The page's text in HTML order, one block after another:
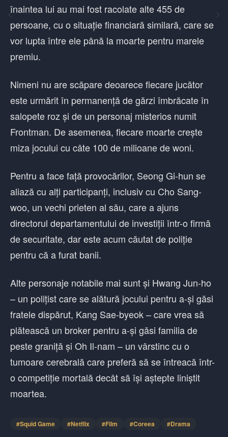
înaintea lui au mai fost racolate alte 455 de
persoane, cu o situație financiară similară, care se
vor lupta între ele până la moarte pentru marele
premiu.
Nimeni nu are scăpare deoarece fiecare jucător
este urmărit în permanență de gărzi îmbrăcate în
salopete roz și de un personaj misterios numit
Frontman. De asemenea, fiecare moarte crește
miza jocului cu câte 100 de milioane de woni.
Pentru a face față provocărilor, Seong Gi-hun se
aliază cu alți participanți, inclusiv cu Cho Sang-
woo, un vechi prieten al său, care a ajuns
directorul departamentului de investiții într-o firmă
de securitate, dar este acum căutat de poliție
pentru că a furat banii.
Alte personaje notabile mai sunt și Hwang Jun-ho
– un polițist care se alătură jocului pentru a-și găsi
fratele dispărut, Kang Sae-byeok – care vrea să
plătească un broker pentru a-și găsi familia de
peste graniță și Oh Il-nam – un vârstinc cu o
tumoare cerebrală care preferă să se întreacă într-
o competiție mortală decât să își aștepte liniștit
moartea.
#Squid Game #Netflix #Film #Coreea #Drama